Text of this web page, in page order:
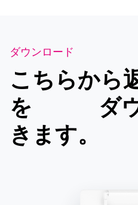
ダウンロード
こちらから
を ダウ
きます。